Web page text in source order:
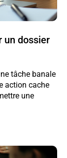
un dossier
tâche banale
action cache
une